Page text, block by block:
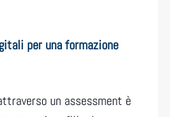
per una formazione
un assessment è